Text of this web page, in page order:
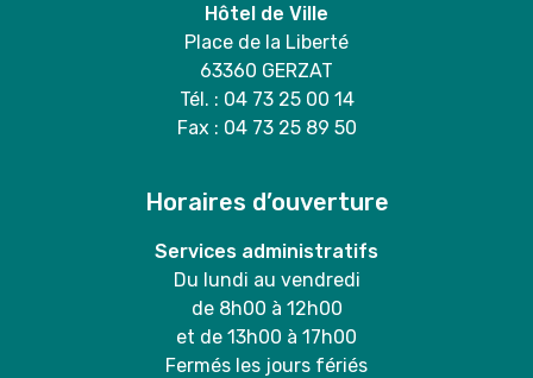
Hôtel de Ville
Place de la Liberté
63360 GERZAT
Tél. : 04 73 25 00 14
Fax : 04 73 25 89 50
Horaires d’ouverture
Services administratifs
Du lundi au vendredi
de 8h00 à 12h00
et de 13h00 à 17h00
Fermés les jours fériés